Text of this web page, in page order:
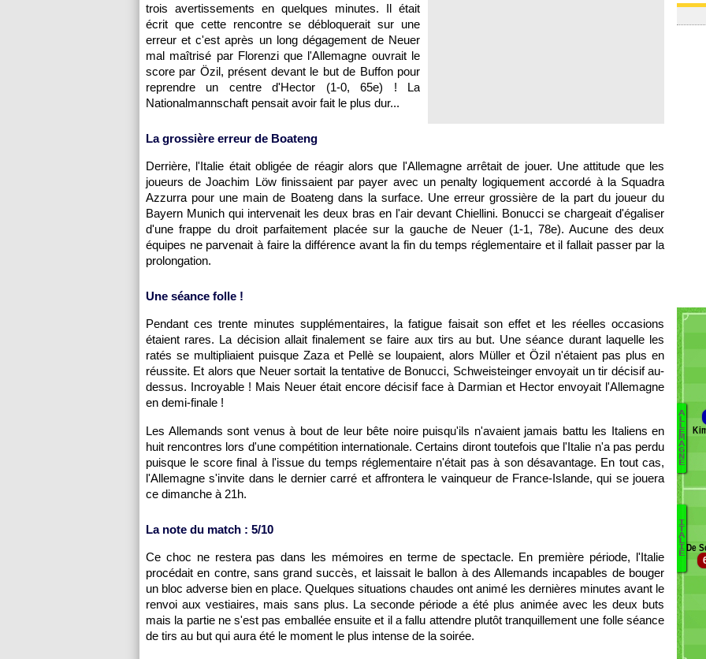
trois avertissements en quelques minutes. Il était
écrit que cette rencontre se débloquerait sur une
erreur et c'est après un long dégagement de Neuer
mal maîtrisé par Florenzi que l'Allemagne ouvrait le
score par Özil, présent devant le but de Buffon pour
reprendre un centre d'Hector (1-0, 65e) ! La
Nationalmannschaft pensait avoir fait le plus dur...
La grossière erreur de Boateng
Derrière, l'Italie était obligée de réagir alors que l'Allemagne arrêtait de jouer. Une attitude que les
joueurs de Joachim Löw finissaient par payer avec un penalty logiquement accordé à la Squadra
Azzurra pour une main de Boateng dans la surface. Une erreur grossière de la part du joueur du
Bayern Munich qui intervenait les deux bras en l'air devant Chiellini. Bonucci se chargeait d'égaliser
d'une frappe du droit parfaitement placée sur la gauche de Neuer (1-1, 78e). Aucune des deux
équipes ne parvenait à faire la différence avant la fin du temps réglementaire et il fallait passer par la
prolongation.
Une séance folle !
Pendant ces trente minutes supplémentaires, la fatigue faisait son effet et les réelles occasions
étaient rares. La décision allait finalement se faire aux tirs au but. Une séance durant laquelle les
ratés se multipliaient puisque Zaza et Pellè se loupaient, alors Müller et Özil n'étaient pas plus en
réussite. Et alors que Neuer sortait la tentative de Bonucci, Schweisteinger envoyait un tir décisif au-
dessus. Incroyable ! Mais Neuer était encore décisif face à Darmian et Hector envoyait l'Allemagne
en demi-finale !
Les Allemands sont venus à bout de leur bête noire puisqu'ils n'avaient jamais battu les Italiens en
huit rencontres lors d'une compétition internationale. Certains diront toutefois que l'Italie n'a pas perdu
puisque le score final à l'issue du temps réglementaire n'était pas à son désavantage. En tout cas,
l'Allemagne s'invite dans le dernier carré et affrontera le vainqueur de France-Islande, qui se jouera
ce dimanche à 21h.
La note du match : 5/10
Ce choc ne restera pas dans les mémoires en terme de spectacle. En première période, l'Italie
procédait en contre, sans grand succès, et laissait le ballon à des Allemands incapables de bouger
un bloc adverse bien en place. Quelques situations chaudes ont animé les dernières minutes avant le
renvoi aux vestiaires, mais sans plus. La seconde période a été plus animée avec les deux buts
mais la partie ne s'est pas emballée ensuite et il a fallu attendre plutôt tranquillement une folle séance
de tirs au but qui aura été le moment le plus intense de la soirée.
A
L
L
E
M
A
G
N
E
I
T
A
L
I
E
De